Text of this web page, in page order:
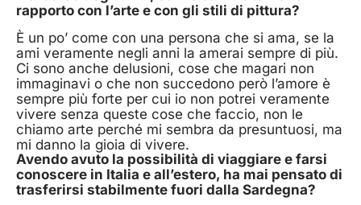
rapporto con l’arte e con gli stili di pittura?
È un po’ come con una persona che si ama, se la
ami veramente negli anni la amerai sempre di più.
Ci sono anche delusioni, cose che magari non
immaginavi o che non succedono però l’amore è
sempre più forte per cui io non potrei veramente
vivere senza queste cose che faccio, non le
chiamo arte perché mi sembra da presuntuosi, ma
mi danno la gioia di vivere.
Avendo avuto la possibilità di viaggiare e farsi
conoscere in Italia e all’estero, ha mai pensato di
trasferirsi stabilmente fuori dalla Sardegna?